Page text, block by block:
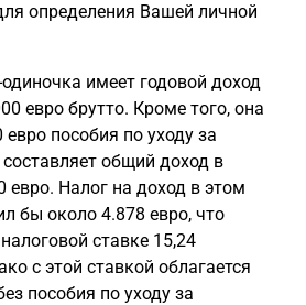
определения Вашей личной
имеет годовой доход
евро брутто. Кроме того, она
евро пособия по уходу за
общий доход в
евро. Налог на доход в этом
бы около 4.878 евро, что
ставке 15,24
с этой ставкой облагается
пособия по уходу за